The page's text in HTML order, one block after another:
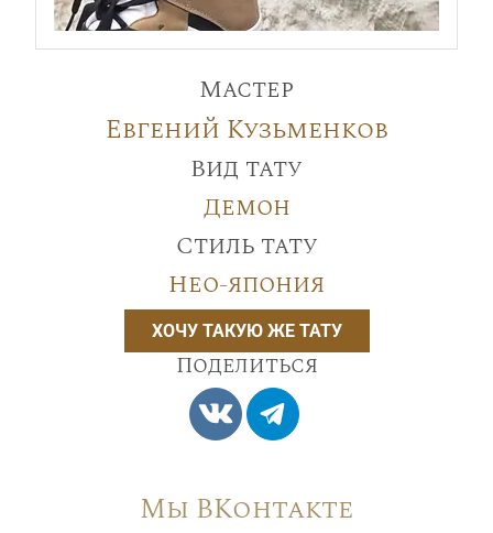
Мастер
Евгений Кузьменков
Вид тату
Демон
Стиль тату
Нео-япония
ХОЧУ ТАКУЮ ЖЕ ТАТУ
Поделиться
Мы ВКонтакте